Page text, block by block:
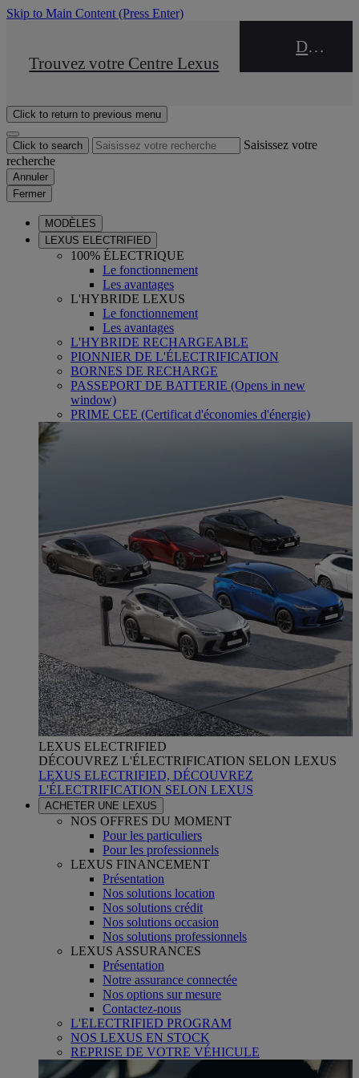
Skip to Main Content (Press Enter)
STOP DRIVE Takata
Trouvez votre Centre Lexus
DEALER NAME
Click to return to previous menu
Click to search
Saisissez votre
recherche
Annuler
Fermer
MODÈLES
LEXUS ELECTRIFIED
100% ÉLECTRIQUE
Le fonctionnement
Les avantages
L'HYBRIDE LEXUS
Le fonctionnement
Les avantages
L'HYBRIDE RECHARGEABLE
PIONNIER DE L'ÉLECTRIFICATION
BORNES DE RECHARGE
PASSEPORT DE BATTERIE (Opens in new
window)
PRIME CEE (Certificat d'économies d'énergie)
LEXUS ELECTRIFIED
DÉCOUVREZ L'ÉLECTRIFICATION SELON LEXUS
LEXUS ELECTRIFIED, DÉCOUVREZ
L'ÉLECTRIFICATION SELON LEXUS
ACHETER UNE LEXUS
NOS OFFRES DU MOMENT
Pour les particuliers
Pour les professionnels
LEXUS FINANCEMENT
Présentation
Nos solutions location
Nos solutions crédit
Nos solutions occasion
Nos solutions professionnels
LEXUS ASSURANCES
Présentation
Notre assurance connectée
Nos options sur mesure
Contactez-nous
L'ELECTRIFIED PROGRAM
NOS LEXUS EN STOCK
REPRISE DE VOTRE VÉHICULE